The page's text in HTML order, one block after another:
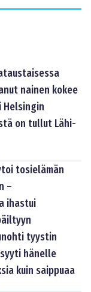
nainen kokee
Helsingin
on tullut Lähi-
tosielämän
–
ihastui
tyystin
hänelle
kuin saippuaa